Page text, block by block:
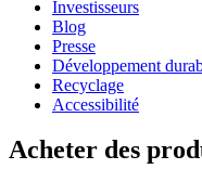
Investisseurs
Blog
Presse
Développement
Recyclage
Accessibilité
Acheter des